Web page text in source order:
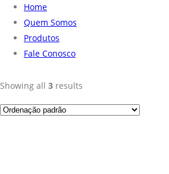
Home
Quem Somos
Produtos
Fale Conosco
Showing all 3 results